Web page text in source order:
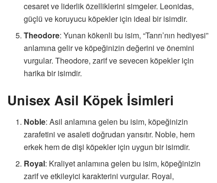
cesaret ve liderlik özelliklerini simgeler. Leonidas,
güçlü ve koruyucu köpekler için ideal bir isimdir.
Theodore: Yunan kökenli bu isim, “Tanrı’nın hediyesi”
anlamına gelir ve köpeğinizin değerini ve önemini
vurgular. Theodore, zarif ve sevecen köpekler için
harika bir isimdir.
Unisex Asil Köpek İsimleri
Noble: Asil anlamına gelen bu isim, köpeğinizin
zarafetini ve asaleti doğrudan yansıtır. Noble, hem
erkek hem de dişi köpekler için uygun bir isimdir.
Royal: Kraliyet anlamına gelen bu isim, köpeğinizin
zarif ve etkileyici karakterini vurgular. Royal,